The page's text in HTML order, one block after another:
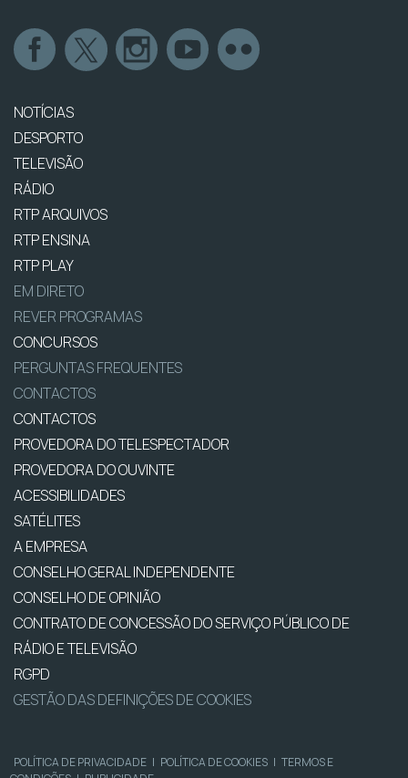
NOTÍCIAS
DESPORTO
TELEVISÃO
RÁDIO
RTP ARQUIVOS
RTP ENSINA
RTP PLAY
EM DIRETO
REVER PROGRAMAS
CONCURSOS
PERGUNTAS FREQUENTES
CONTACTOS
CONTACTOS
PROVEDORA DO TELESPECTADOR
PROVEDORA DO OUVINTE
ACESSIBILIDADES
SATÉLITES
A EMPRESA
CONSELHO GERAL INDEPENDENTE
CONSELHO DE OPINIÃO
CONTRATO DE CONCESSÃO DO SERVIÇO PÚBLICO DE
RÁDIO E TELEVISÃO
RGPD
GESTÃO DAS DEFINIÇÕES DE COOKIES
POLÍTICA DE PRIVACIDADE | POLÍTICA DE COOKIES | TERMOS E